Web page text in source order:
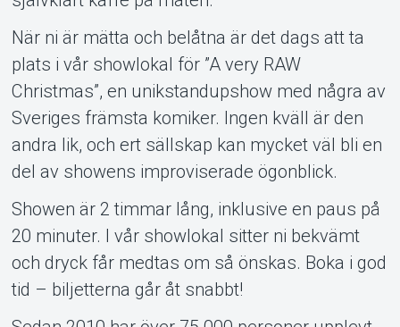
När ni är mätta och belåtna är det dags att ta
plats i vår showlokal för ”A very RAW
Christmas”, en unikstandupshow med några av
Sveriges främsta komiker. Ingen kväll är den
andra lik, och ert sällskap kan mycket väl bli en
del av showens improviserade ögonblick.
Showen är 2 timmar lång, inklusive en paus på
20 minuter. I vår showlokal sitter ni bekvämt
och dryck får medtas om så önskas. Boka i god
tid – biljetterna går åt snabbt!
Sedan 2010 har över 75 000 personer upplevt